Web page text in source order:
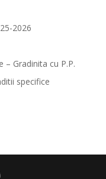
2026
– Gradinita cu P.P.
specifice